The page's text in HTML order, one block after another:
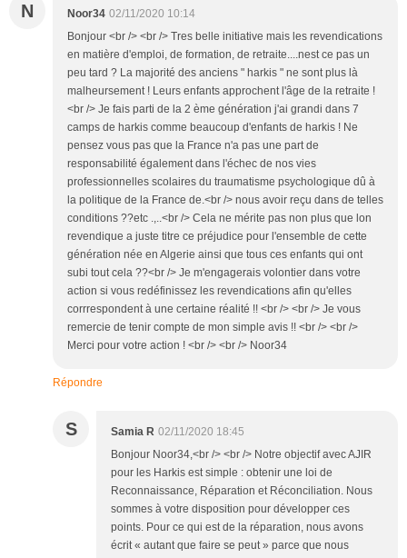
N Noor34 02/11/2020 10:14
Bonjour <br /> <br /> Tres belle initiative mais les revendications
en matière d'emploi, de formation, de retraite....nest ce pas un
peu tard ? La majorité des anciens " harkis " ne sont plus là
malheursement ! Leurs enfants approchent l'âge de la retraite !
<br /> Je fais parti de la 2 ème génération j'ai grandi dans 7
camps de harkis comme beaucoup d'enfants de harkis ! Ne
pensez vous pas que la France n'a pas une part de
responsabilité également dans l'échec de nos vies
professionnelles scolaires du traumatisme psychologique dû à
la politique de la France de.<br /> nous avoir reçu dans de telles
conditions ??etc .,..<br /> Cela ne mérite pas non plus que lon
revendique a juste titre ce préjudice pour l'ensemble de cette
génération née en Algerie ainsi que tous ces enfants qui ont
subi tout cela ??<br /> Je m'engagerais volontier dans votre
action si vous redéfinissez les revendications afin qu'elles
corrrespondent à une certaine réalité !! <br /> <br /> Je vous
remercie de tenir compte de mon simple avis !! <br /> <br />
Merci pour votre action ! <br /> <br /> Noor34
Répondre
S Samia R 02/11/2020 18:45
Bonjour Noor34,<br /> <br /> Notre objectif avec AJIR
pour les Harkis est simple : obtenir une loi de
Reconnaissance, Réparation et Réconciliation. Nous
sommes à votre disposition pour développer ces
points. Pour ce qui est de la réparation, nous avons
écrit « autant que faire se peut » parce que nous